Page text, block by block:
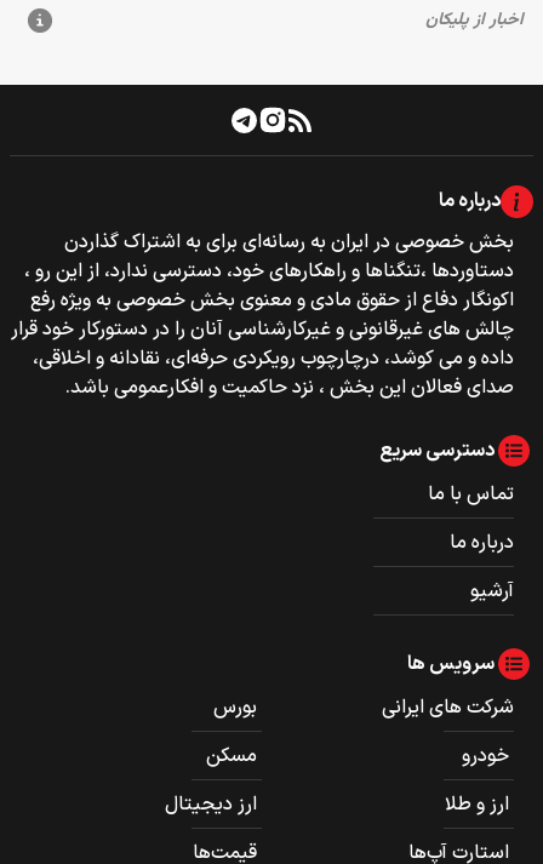
درباره ما
بخش خصوصی‌‌ در ایران به رسانه‌ای برای به اشتراک گذاردن
دستاوردها ،تنگناها و راهکارهای خود، دسترسی ندارد، از این رو ،
اکونگار دفاع از حقوق مادی و معنوی بخش خصوصی به ویژه رفع
چالش های غیرقانونی و غیرکارشناسی آنان را در دستورکار خود قرار
داده و می کوشد، درچارچوب رویکردی حرفه‌ای، نقادانه و اخلاقی،
صدای فعالان این بخش ، نزد حاکمیت و افکارعمومی باشد.
دسترسی سریع
تماس با ما
درباره ما
آرشیو
سرویس ها
شرکت های ایرانی
بورس
خودرو
مسکن
ارز و طلا
ارز دیجیتال
استارت آپ‌ها
قیمت‌ها